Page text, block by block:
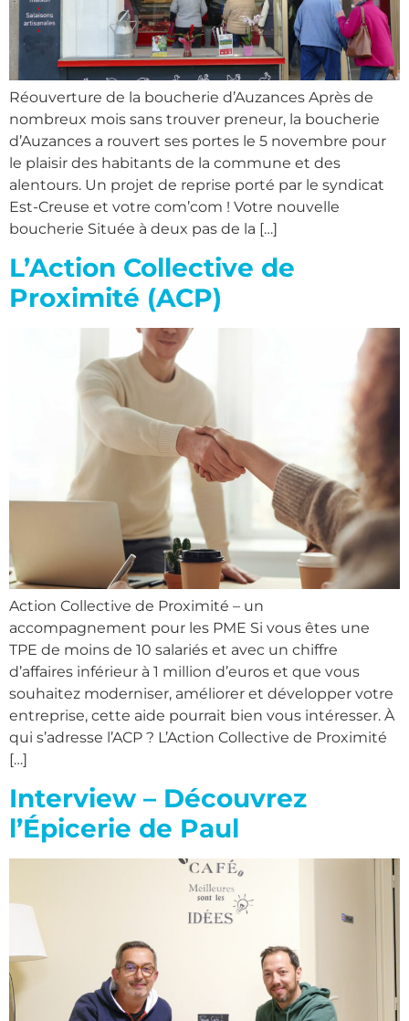
Réouverture de la boucherie d’Auzances Après de
nombreux mois sans trouver preneur, la boucherie
d’Auzances a rouvert ses portes le 5 novembre pour
le plaisir des habitants de la commune et des
alentours. Un projet de reprise porté par le syndicat
Est-Creuse et votre com’com ! Votre nouvelle
boucherie Située à deux pas de la […]
L’Action Collective de
Proximité (ACP)
Action Collective de Proximité – un
accompagnement pour les PME Si vous êtes une
TPE de moins de 10 salariés et avec un chiffre
d’affaires inférieur à 1 million d’euros et que vous
souhaitez moderniser, améliorer et développer votre
entreprise, cette aide pourrait bien vous intéresser. À
qui s’adresse l’ACP ? L’Action Collective de Proximité
[…]
Interview – Découvrez
l’Épicerie de Paul